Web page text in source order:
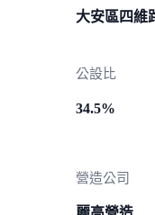
大安區四維
公設比
34.5%
營造公司